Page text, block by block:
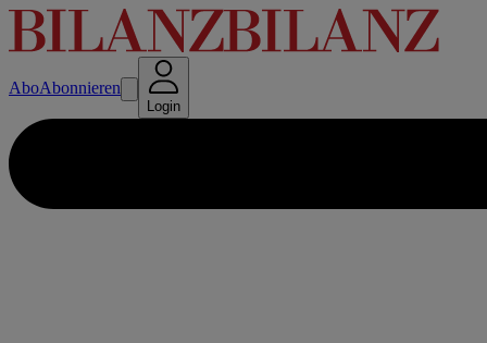
AboAbonnieren
Login